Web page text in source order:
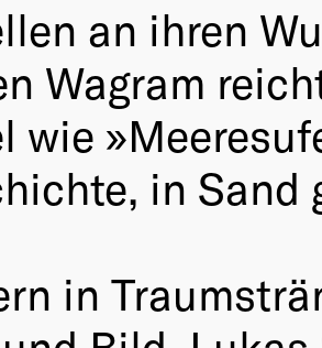
an ihren
Wagram
wie
in Sand
in